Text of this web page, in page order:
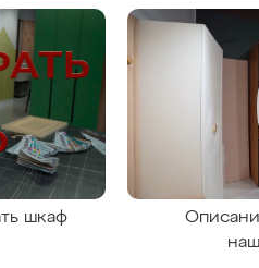
шкаф